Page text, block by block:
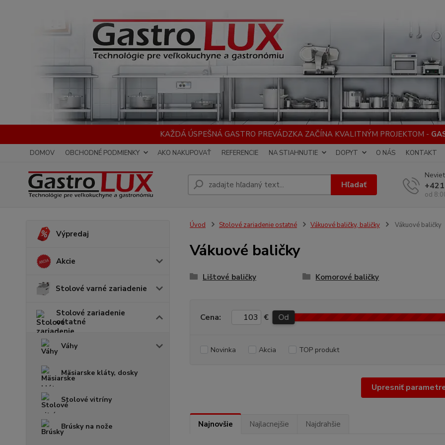
KAŽDÁ ÚSPEŠNÁ GASTRO PREVÁDZKA ZAČÍNA KVALITNÝM PROJEKTOM -
DOMOV OBCHODNÉ PODMIENKY AKO NAKUPOVAŤ REFERENCIE NA STIAHNUTIE DOPYT O NÁS KONTAKT
Hľadať
od
Výpredaj
Akcie
Stolové varné zariadenie
Stolové zariadenie
ostatné
Váhy
Mäsiarske kláty, dosky
Stolové vitríny
Brúsky na nože
Úvod Stolové zariadenie ostatné Vákuové baličky, baličky Vákuové baličky
Vákuové baličky
Lištové baličky Komorové baličky
Upresniť
Cena: € Od
Novinka Akcia TOP produkt
Najnovšie Najlacnejšie Najdrahšie